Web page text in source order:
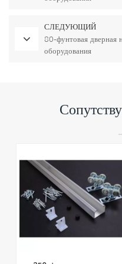
СЛЕДУЮЩИЙ
80-фунтовая дверная
оборудования